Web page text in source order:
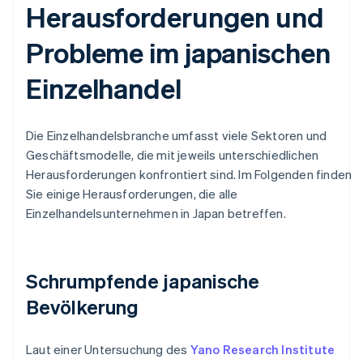
Herausforderungen und
Probleme im japanischen
Einzelhandel
Die Einzelhandelsbranche umfasst viele Sektoren und
Geschäftsmodelle, die mit jeweils unterschiedlichen
Herausforderungen konfrontiert sind. Im Folgenden finden
Sie einige Herausforderungen, die alle
Einzelhandelsunternehmen in Japan betreffen.
Schrumpfende japanische
Bevölkerung
Laut einer Untersuchung des Yano Research Institute